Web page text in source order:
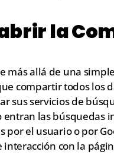
la
más allá de una
compartir todos los
sus servicios de
las búsquedas
por el usuario o por
interacción con la